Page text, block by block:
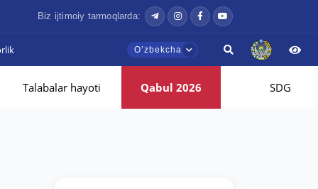
Biz ijtimoiy tarmoqlarda:
Oʼzbekcha
Talabalar hayoti Qabul 2026 SDG